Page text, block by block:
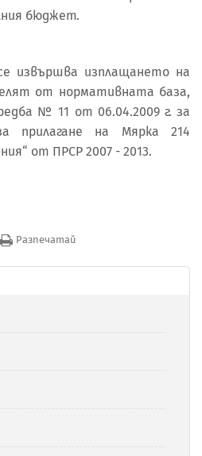
бюджет.
извършва изплащането на
от нормативната база,
№ 11 от 06.04.2009 г. за
прилагане на Мярка 214
от ПРСР 2007 - 2013.
Разпечатай